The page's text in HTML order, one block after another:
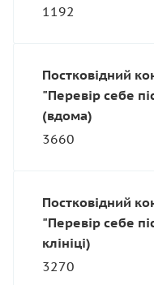
1192
Постковідний
"Перевір себе
(вдома)
3660
Постковідний
"Перевір себе
клініці)
3270